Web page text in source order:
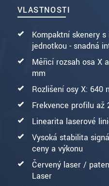
VLASTNOSTI
Kompaktní skenery
jednotkou - snadná
Měřicí rozsah osa X
mm
Rozlišení osy X: 640
Frekvence profilu až
Linearita laserové
Vysoká stabilita
ceny a výkonu
Červený laser /
Laser